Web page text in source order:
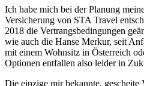
Ich habe mich bei der Planung
Versicherung von STA Travel
2018 die Vertrangsbedingungen
wie auch die Hanse Merkur, seit
mit einem Wohnsitz in Österreich
Optionen entfallen also leider in
Die einzige mir bekannte, gescheite